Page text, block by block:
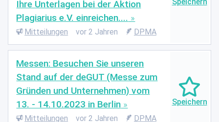
Ihre Unterlagen bei der Aktion
Plagiarius e.V. einreichen....
Mitteilungen vor 2 Jahren DPMA
Messen: Besuchen Sie unseren
Stand auf der deGUT (Messe zum
Gründen und Unternehmen) vom
13. - 14.10.2023 in Berlin
Mitteilungen vor 2 Jahren DPMA